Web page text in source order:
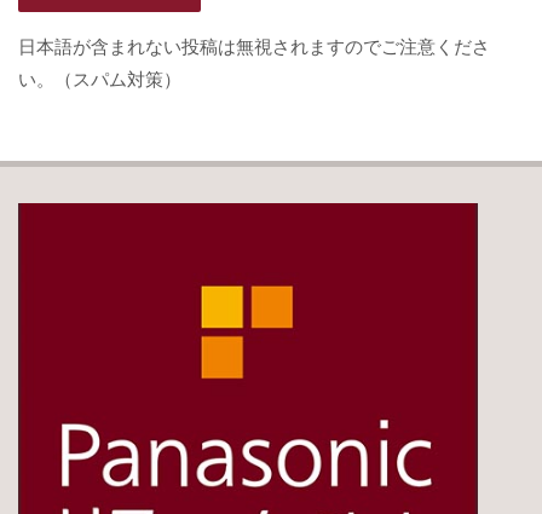
日本語が含まれない投稿は無視されますのでご注意くださ
い。（スパム対策）